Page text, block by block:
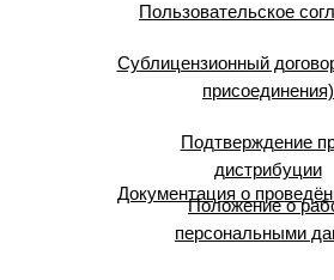
Пользовательское
Сублицензионный
присоединения)
Подтверждение
дистрибуции
Документация о
Положение о
персональными